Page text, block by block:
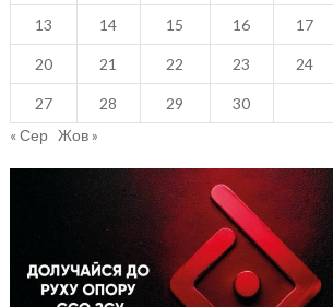
13 14 15 16 17
20 21 22 23 24
27 28 29
30
« Сер Жов »